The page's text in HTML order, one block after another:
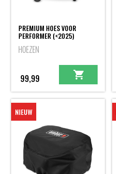
PREMIUM HOES VOOR
PERFORMER (<2025)
HOEZEN
99,99
NIEUW